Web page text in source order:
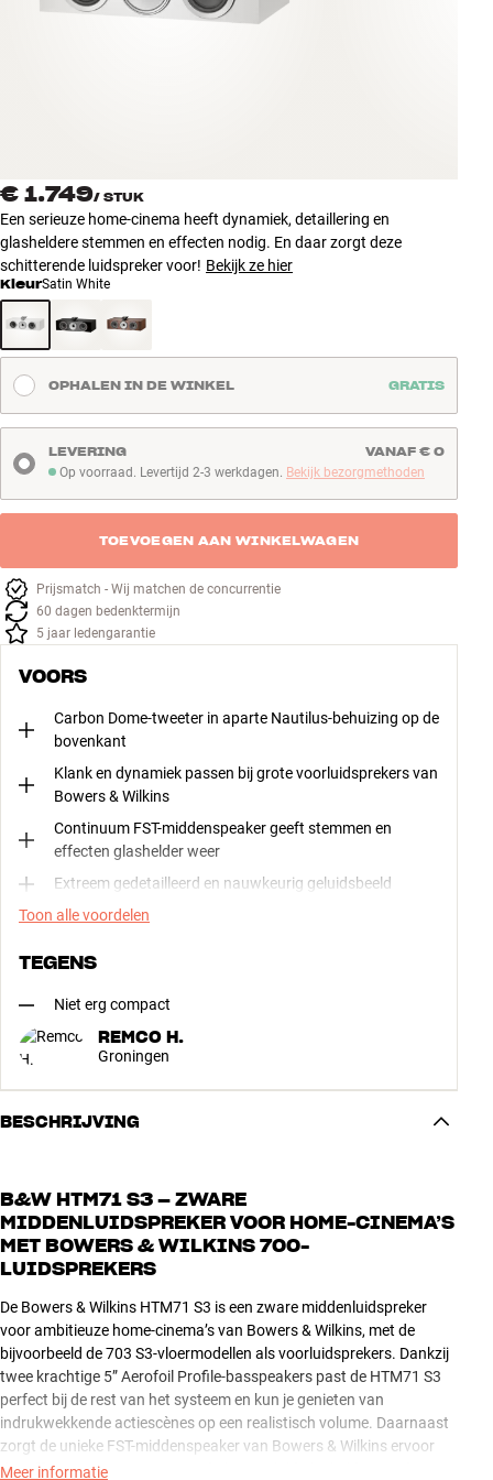
Accessoires
NIEUW
AANBIEDINGEN
Winkels
Klantenservice
Inloggen
Bouw met geluid
€ 1.749/ STUK
Een serieuze home-cinema heeft dynamiek, detaillering en
glasheldere stemmen en effecten nodig. En daar zorgt deze
schitterende luidspreker voor! Bekijk ze hier
KleurSatin White
OPHALEN IN DE WINKEL GRATIS
Op voorraad. Levertijd 2-3 werkdagen
Op voorraad. Levertijd 2-3 werkdagen. Bekijk bezorgmethoden
LEVERING VANAF € 0
TOEVOEGEN AAN WINKELWAGEN
Prijsmatch - Wij matchen de concurrentie
60 dagen bedenktermijn
5 jaar ledengarantie
VOORS
Carbon Dome-tweeter in aparte Nautilus-behuizing op de
bovenkant
Klank en dynamiek passen bij grote voorluidsprekers van
Bowers & Wilkins
Continuum FST-middenspeaker geeft stemmen en
effecten glashelder weer
Extreem gedetailleerd en nauwkeurig geluidsbeeld
Toon alle voordelen
TEGENS
Niet erg compact
REMCO H.
Groningen
BESCHRIJVING
B&W HTM71 S3 – ZWARE
MIDDENLUIDSPREKER VOOR HOME-CINEMA’S
MET BOWERS & WILKINS 700-
LUIDSPREKERS
De Bowers & Wilkins HTM71 S3 is een zware middenluidspreker
voor ambitieuze home-cinema’s van Bowers & Wilkins, met de
bijvoorbeeld de 703 S3-vloermodellen als voorluidsprekers. Dankzij
twee krachtige 5” Aerofoil Profile-basspeakers past de HTM71 S3
perfect bij de rest van het systeem en kun je genieten van
indrukwekkende actiescènes op een realistisch volume. Daarnaast
zorgt de unieke FST-middenspeaker van Bowers & Wilkins ervoor
dat effecten, instrumenten en dialogen altijd glashelder worden
Meer informatie